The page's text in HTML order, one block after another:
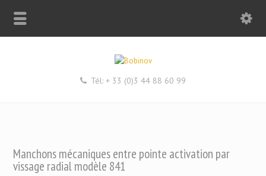
Tél: + 33 (0)3 44 88 60 99
Manchons mécaniques entre pointe activation par
vissage radial modèle 841